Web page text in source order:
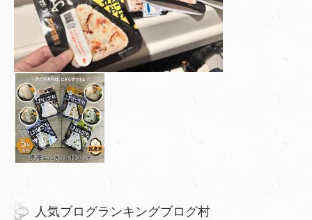
人気ブログランキングブログ村